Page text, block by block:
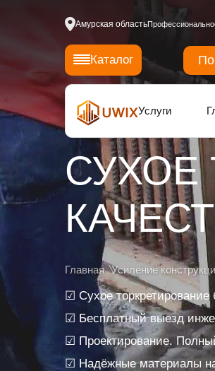
Амурская область
Каталог
Услуги
СУХОЕ
Главная Усиление
☑ Сухое торкретирование
☑ Бесплатный выезд
☑ Проектирование.
☑ Надёжные материалы